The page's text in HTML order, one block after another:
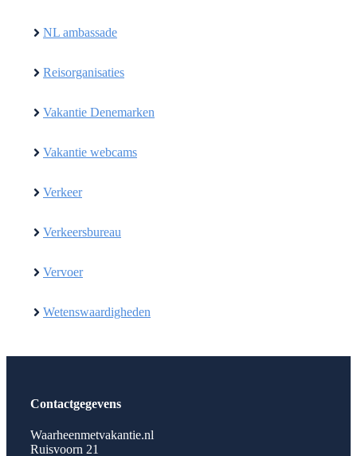
NL ambassade
Reisorganisaties
Vakantie Denemarken
Vakantie webcams
Verkeer
Verkeersbureau
Vervoer
Wetenswaardigheden
Contactgegevens
Waarheenmetvakantie.nl
Ruisvoorn 21